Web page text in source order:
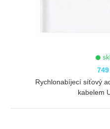
Rychlonabíjecí síťový
kabelem